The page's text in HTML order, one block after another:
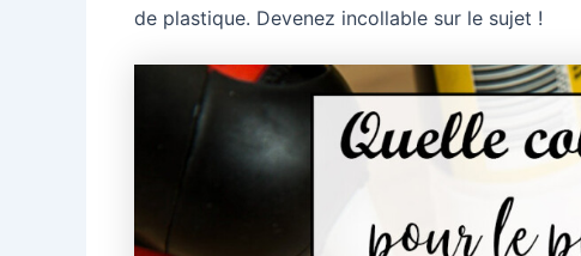
de plastique. Devenez incollable sur le sujet !